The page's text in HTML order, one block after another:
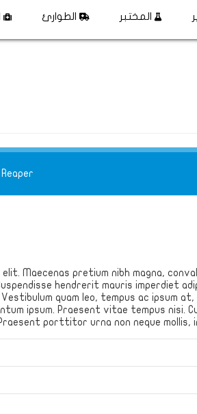
المختبر الطوارئ
Reaper
Maecenas pretium nibh magna,
hendrerit mauris imperdiet
quam leo, tempus ac ipsum
ipsum. Praesent vitae tempus nisi.
porttitor urna non neque